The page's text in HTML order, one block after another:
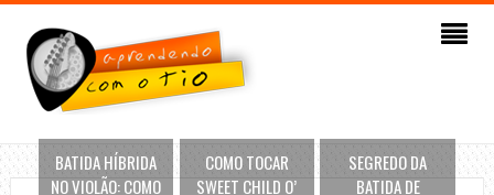
BATIDA HÍBRIDA
NO VIOLÃO: COMO
COMO TOCAR
SWEET CHILD O’
SEGREDO DA
BATIDA DE